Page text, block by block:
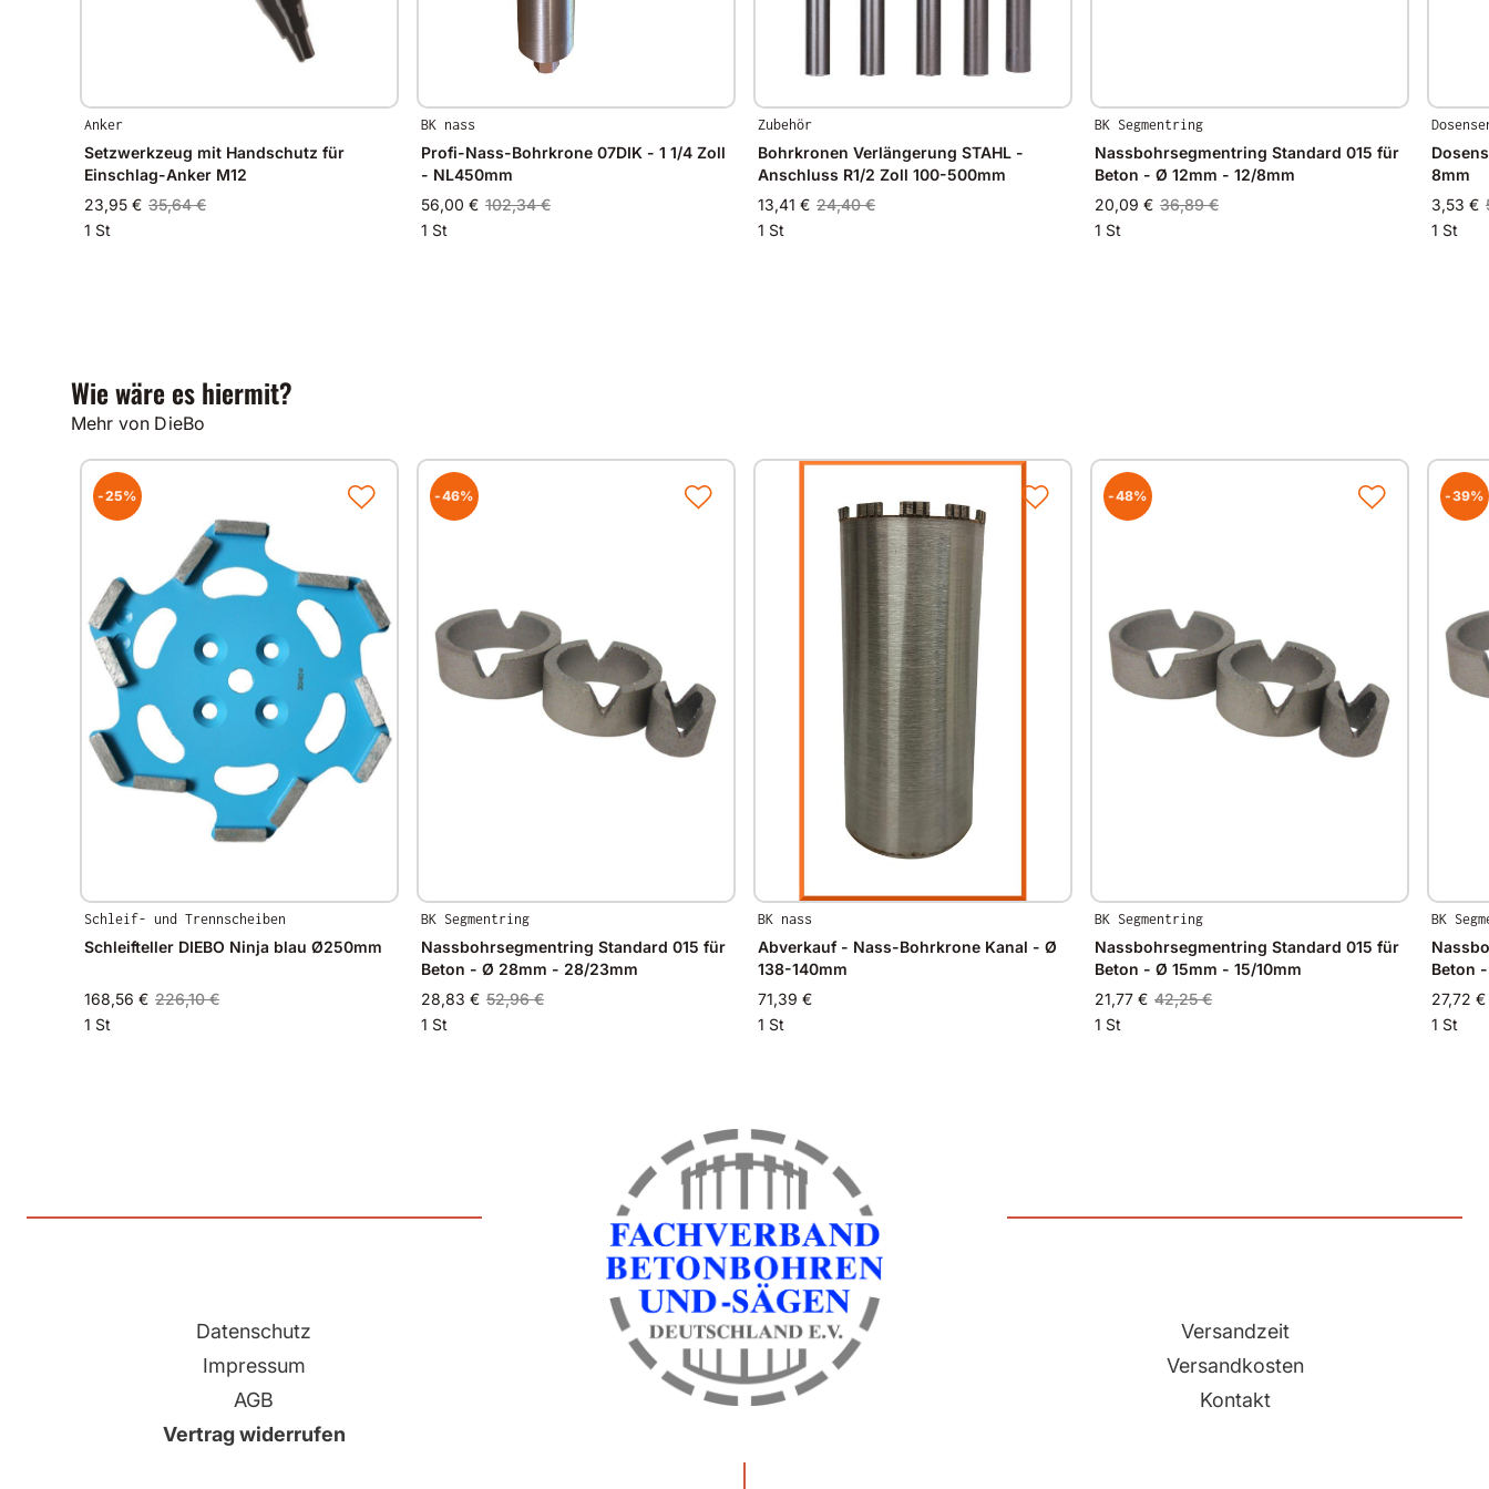
Anker
Setzwerkzeug mit Handschutz für
Einschlag-Anker M12
23,95 € 35,64 €
1 St
BK nass
Profi-Nass-Bohrkrone 07DIK - 1 1/4 Zoll
- NL450mm
56,00 € 102,34 €
1 St
Zubehör
Bohrkronen Verlängerung STAHL -
Anschluss R1/2 Zoll 100-500mm
13,41 € 24,40 €
1 St
BK Segmentring
Nassbohrsegmentring Standard 015 für
Beton - Ø 12mm - 12/8mm
20,09 € 36,89 €
1 St
8mm
3,53 €
1 St
Wie wäre es hiermit?
Mehr von DieBo
-25%
Schleif- und Trennscheiben
Schleifteller DIEBO Ninja blau Ø250mm
168,56 € 226,10 €
1 St
-46%
BK Segmentring
Nassbohrsegmentring Standard 015 für
Beton - Ø 28mm - 28/23mm
28,83 € 52,96 €
1 St
BK nass
Abverkauf - Nass-Bohrkrone Kanal - Ø
138-140mm
71,39 €
1 St
-48%
BK Segmentring
Nassbohrsegmentring Standard 015 für
Beton - Ø 15mm - 15/10mm
21,77 € 42,25 €
1 St
-39%
BK
Beton
27,72 €
1 St
Datenschutz
Impressum
AGB
Vertrag widerrufen
Versandzeit
Versandkosten
Kontakt